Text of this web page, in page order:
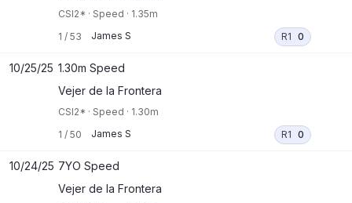
CSI2* · Speed · 1.35m
1 / 53 James S R1 0
10/25/25 1.30m Speed
Vejer de la Frontera
CSI2* · Speed · 1.30m
1 / 50 James S R1 0
10/24/25 7YO Speed
Vejer de la Frontera